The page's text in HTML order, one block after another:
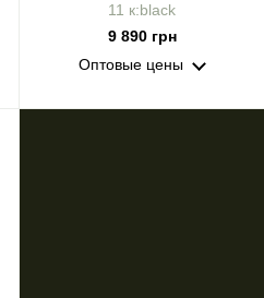
11 к:black
9 890 грн
Оптовые цены